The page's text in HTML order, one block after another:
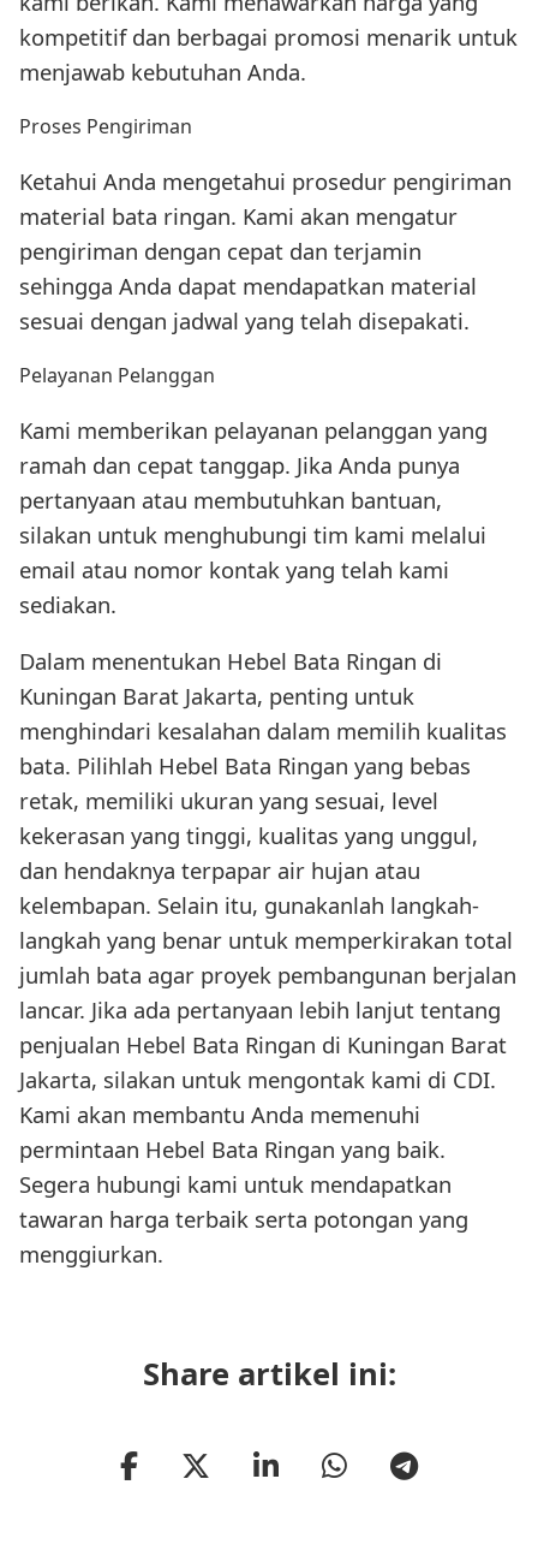
kompetitif dan berbagai promosi menarik untuk
menjawab kebutuhan Anda.
Proses Pengiriman
Ketahui Anda mengetahui prosedur pengiriman
material bata ringan. Kami akan mengatur
pengiriman dengan cepat dan terjamin
sehingga Anda dapat mendapatkan material
sesuai dengan jadwal yang telah disepakati.
Pelayanan Pelanggan
Kami memberikan pelayanan pelanggan yang
ramah dan cepat tanggap. Jika Anda punya
pertanyaan atau membutuhkan bantuan,
silakan untuk menghubungi tim kami melalui
email atau nomor kontak yang telah kami
sediakan.
Dalam menentukan Hebel Bata Ringan di
Kuningan Barat Jakarta, penting untuk
menghindari kesalahan dalam memilih kualitas
bata. Pilihlah Hebel Bata Ringan yang bebas
retak, memiliki ukuran yang sesuai, level
kekerasan yang tinggi, kualitas yang unggul,
dan hendaknya terpapar air hujan atau
kelembapan. Selain itu, gunakanlah langkah-
langkah yang benar untuk memperkirakan total
jumlah bata agar proyek pembangunan berjalan
lancar. Jika ada pertanyaan lebih lanjut tentang
penjualan Hebel Bata Ringan di Kuningan Barat
Jakarta, silakan untuk mengontak kami di CDI.
Kami akan membantu Anda memenuhi
permintaan Hebel Bata Ringan yang baik.
Segera hubungi kami untuk mendapatkan
tawaran harga terbaik serta potongan yang
menggiurkan.
Share artikel ini: